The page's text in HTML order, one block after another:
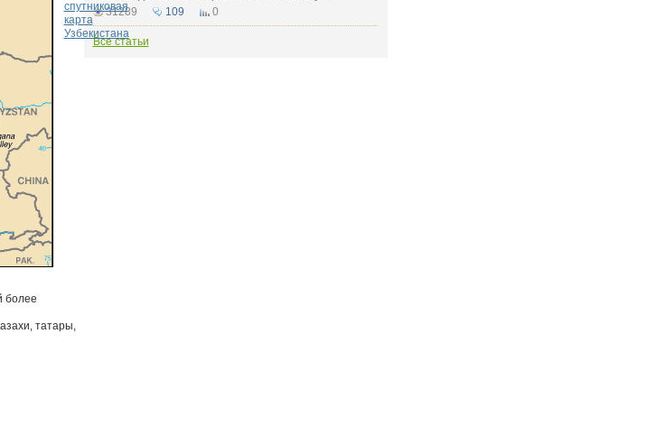
спутниковая
карта
Узбекистана
более
татары,
31289
109 0
Все статьи